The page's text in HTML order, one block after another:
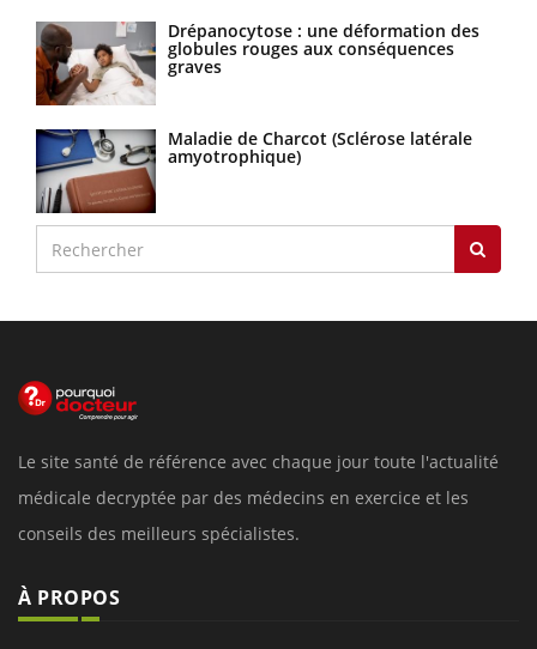
Drépanocytose : une déformation des
globules rouges aux conséquences
graves
Maladie de Charcot (Sclérose latérale
amyotrophique)
Le site santé de référence avec chaque jour toute l'actualité
médicale decryptée par des médecins en exercice et les
conseils des meilleurs spécialistes.
À PROPOS